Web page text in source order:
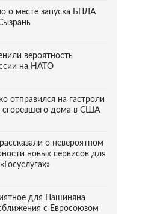
о месте запуска БПЛА
вероятность
на НАТО
отправился на гастроли
сгоревшего дома в США
о невероятном
новых сервисов для
для Пашиняна
с Евросоюзом